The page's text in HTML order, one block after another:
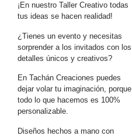
¡En nuestro Taller Creativo todas
tus ideas se hacen realidad!
¿Tienes un evento y necesitas
sorprender a los invitados con los
detalles únicos y creativos?
En Tachán Creaciones puedes
dejar volar tu imaginación, porque
todo lo que hacemos es 100%
personalizable.
Diseños hechos a mano con